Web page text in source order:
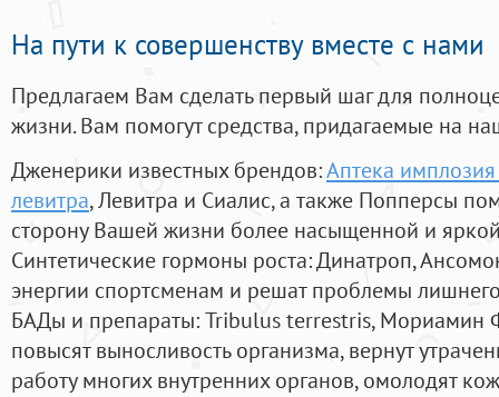
На пути к совершенству вместе с нами
Предлагаем Вам сделать первый шаг для
жизни. Вам помогут средства, придагаемые на
Дженерики известных брендов:Аптека
левитра, Левитра и Сиалис, а также Попперсы
сторону Вашей жизни более насыщенной и
Синтетические гормоны роста: Динатроп,
энергии спортсменам и решат проблемы
БАДы и препараты:Tribulus terrestris, Мориамин
повысят выносливость организма, вернут
работу многих внутренних органов, омолодят